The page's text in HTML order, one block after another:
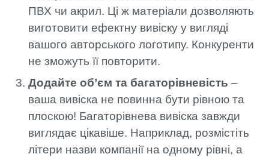
ПВХ чи акрил. Ці ж матеріали дозволяють
виготовити ефектну вивіску у вигляді
вашого авторського логотипу. Конкуренти
не зможуть її повторити.
Додайте об’єм та багаторівневість –
ваша вивіска не повинна бути рівною та
плоскою! Багаторівнева вивіска завжди
виглядає цікавіше. Наприклад, розмістіть
літери назви компанії на одному рівні, а